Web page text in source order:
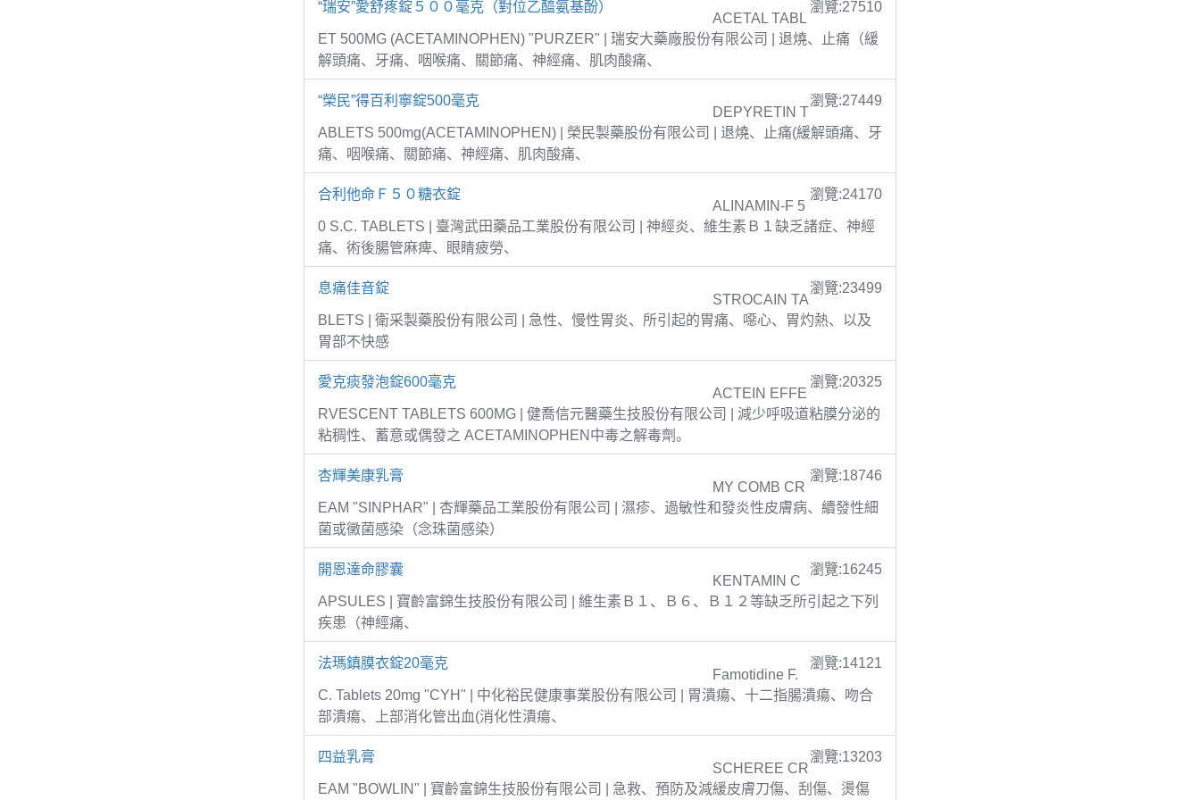
“瑞安”愛舒疼錠５００毫克（對位乙醯氨基酚） 瀏覽:27510
ACETAL TABL
ET 500MG (ACETAMINOPHEN) "PURZER" | 瑞安大藥廠股份有限公司 | 退燒、止痛（緩
解頭痛、牙痛、咽喉痛、關節痛、神經痛、肌肉酸痛、
“榮民”得百利寧錠500毫克 瀏覽:27449
DEPYRETIN T
ABLETS 500mg(ACETAMINOPHEN) | 榮民製藥股份有限公司 | 退燒、止痛(緩解頭痛、牙
痛、咽喉痛、關節痛、神經痛、肌肉酸痛、
合利他命Ｆ５０糖衣錠 瀏覽:24170
ALINAMIN-F 5
0 S.C. TABLETS | 臺灣武田藥品工業股份有限公司 | 神經炎、維生素Ｂ１缺乏諸症、神經
痛、術後腸管麻痺、眼睛疲勞、
息痛佳音錠 瀏覽:23499
STROCAIN TA
BLETS | 衛采製藥股份有限公司 | 急性、慢性胃炎、所引起的胃痛、噁心、胃灼熱、以及
胃部不快感
愛克痰發泡錠600毫克 瀏覽:20325
ACTEIN EFFE
RVESCENT TABLETS 600MG | 健喬信元醫藥生技股份有限公司 | 減少呼吸道粘膜分泌的
粘稠性、蓄意或偶發之 ACETAMINOPHEN中毒之解毒劑。
杏輝美康乳膏 瀏覽:18746
MY COMB CR
EAM "SINPHAR" | 杏輝藥品工業股份有限公司 | 濕疹、過敏性和發炎性皮膚病、續發性細
菌或黴菌感染（念珠菌感染）
開恩達命膠囊 瀏覽:16245
KENTAMIN C
APSULES | 寶齡富錦生技股份有限公司 | 維生素Ｂ１、Ｂ６、Ｂ１２等缺乏所引起之下列
疾患（神經痛、
法瑪鎮膜衣錠20毫克 瀏覽:14121
Famotidine F.
C. Tablets 20mg "CYH" | 中化裕民健康事業股份有限公司 | 胃潰瘍、十二指腸潰瘍、吻合
部潰瘍、上部消化管出血(消化性潰瘍、
四益乳膏 瀏覽:13203
SCHEREE CR
EAM "BOWLIN" | 寶齡富錦生技股份有限公司 | 急救、預防及減緩皮膚刀傷、刮傷、燙傷